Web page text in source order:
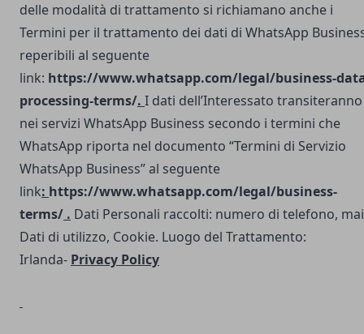
delle modalità di trattamento si richiamano anche i
Termini per il trattamento dei dati di WhatsApp
reperibili al seguente
link: https://www.whatsapp.com/legal/business-
processing-terms/. I dati dell’Interessato transiteranno
nei servizi WhatsApp Business secondo i termini che
WhatsApp riporta nel documento “Termini di Servizio
WhatsApp Business” al seguente
link: https://www.whatsapp.com/legal/business-
terms/ . Dati Personali raccolti: numero di telefono,
Dati di utilizzo, Cookie. Luogo del Trattamento:
Irlanda- Privacy Policy